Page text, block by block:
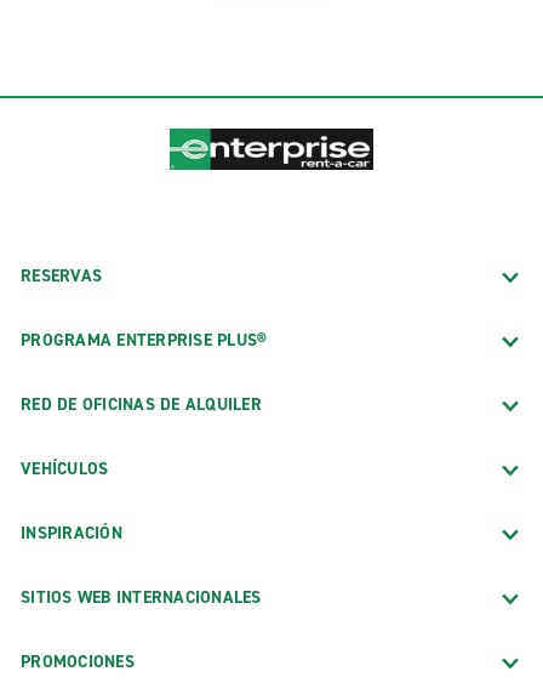
RESERVAS
PROGRAMA ENTERPRISE PLUS®
RED DE OFICINAS DE ALQUILER
VEHÍCULOS
INSPIRACIÓN
SITIOS WEB INTERNACIONALES
PROMOCIONES